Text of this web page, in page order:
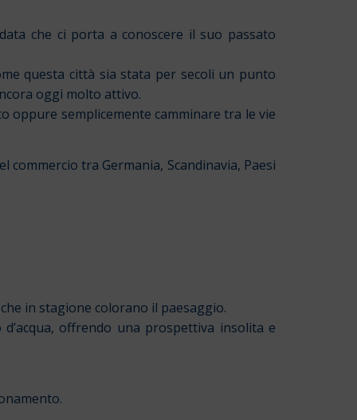
che ci porta a conoscere il suo passato
questa città sia stata per secoli un punto
oggi molto attivo.
oppure semplicemente camminare tra le vie
commercio tra Germania, Scandinavia, Paesi
in stagione colorano il paesaggio.
offrendo una prospettiva insolita e